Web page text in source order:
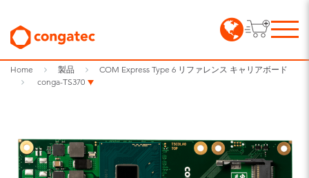
Home 製品
COM Express Type 6 リファレンス キャリアボード
conga-TS370